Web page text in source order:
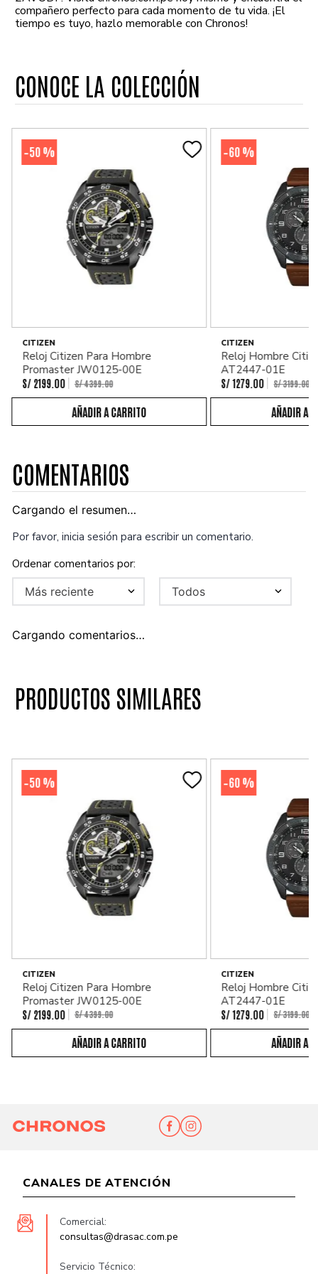
compañero perfecto para cada momento de tu vida. ¡El
tiempo es tuyo, hazlo memorable con Chronos!
CONOCE LA COLECCIÓN
-50 %
CITIZEN
Reloj Citizen Para Hombre
Promaster JW0125-00E
S/ 2199. 00 S/4399.00
-60 %
CITIZEN
Reloj Hombre
AT2447-01E
S/ 1279 00 S/3199.00
COMENTARIOS
Cargando el resumen…
Por favor, inicia sesión para escribir un comentario.
Más reciente Todos
Cargando comentarios…
PRODUCTOS SIMILARES
-50 %
CITIZEN
Reloj Citizen Para Hombre
Promaster JW0125-00E
S/ 2199. 00 S/4399.00
-60 %
CITIZEN
Reloj Hombre
AT2447-01E
S/ 1279 00 S/3199.00
CANALES DE ATENCIÓN
Comercial:
consultas@drasac.com.pe
Servicio Técnico: